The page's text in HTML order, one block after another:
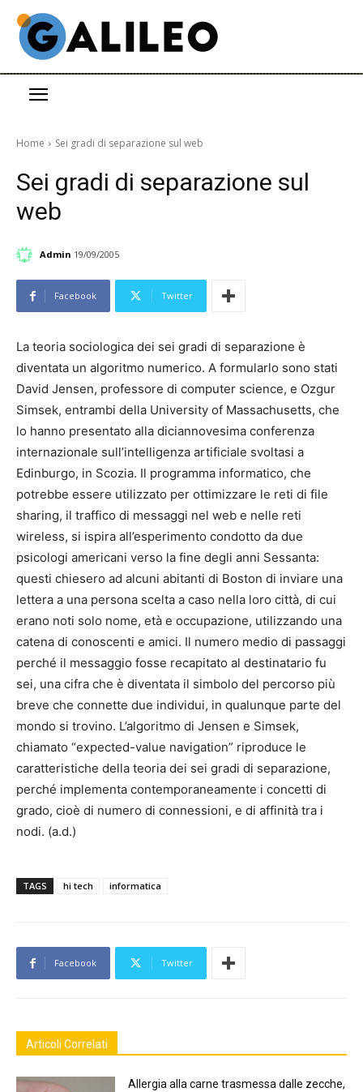
Home Sei gradi di separazione sul web
Sei gradi di separazione sul
web
Admin 19/09/2005
Facebook Twitter
La teoria sociologica dei sei gradi di separazione è
diventata un algoritmo numerico. A formularlo sono stati
David Jensen, professore di computer science, e Ozgur
Simsek, entrambi della University of Massachusetts, che
lo hanno presentato alla diciannovesima conferenza
internazionale sull’intelligenza artificiale svoltasi a
Edinburgo, in Scozia. Il programma informatico, che
potrebbe essere utilizzato per ottimizzare le reti di file
sharing, il traffico di messaggi nel web e nelle reti
wireless, si ispira all’esperimento condotto da due
psicologi americani verso la fine degli anni Sessanta:
questi chiesero ad alcuni abitanti di Boston di inviare una
lettera a una persona scelta a caso nella loro città, di cui
erano noti solo nome, età e occupazione, utilizzando una
catena di conoscenti e amici. Il numero medio di passaggi
perché il messaggio fosse recapitato al destinatario fu
sei, una cifra che è diventata il simbolo del percorso più
breve che connette due individui, in qualunque parte del
mondo si trovino. L’algoritmo di Jensen e Simsek,
chiamato “expected-value navigation” riproduce le
caratteristiche della teoria dei sei gradi di separazione,
perché implementa contemporaneamente i concetti di
grado, cioè di numero di connessioni, e di affinità tra i
nodi. (a.d.)
TAGS hi tech informatica
Facebook Twitter
Articoli Correlati
Allergia alla carne trasmessa dalle zecche,